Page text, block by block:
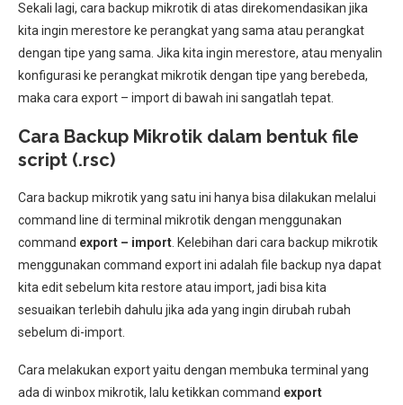
Sekali lagi, cara backup mikrotik di atas direkomendasikan jika
kita ingin merestore ke perangkat yang sama atau perangkat
dengan tipe yang sama. Jika kita ingin merestore, atau menyalin
konfigurasi ke perangkat mikrotik dengan tipe yang berebeda,
maka cara export – import di bawah ini sangatlah tepat.
Cara Backup Mikrotik dalam bentuk file
script (.rsc)
Cara backup mikrotik yang satu ini hanya bisa dilakukan melalui
command line di terminal mikrotik dengan menggunakan
command export – import. Kelebihan dari cara backup mikrotik
menggunakan command export ini adalah file backup nya dapat
kita edit sebelum kita restore atau import, jadi bisa kita
sesuaikan terlebih dahulu jika ada yang ingin dirubah rubah
sebelum di-import.
Cara melakukan export yaitu dengan membuka terminal yang
ada di winbox mikrotik, lalu ketikkan command export